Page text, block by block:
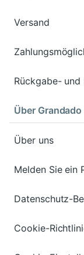
Versand
Rückgabe-
Über Grandado
Über uns
Melden Sie ein
Datenschutz-
Cookie-